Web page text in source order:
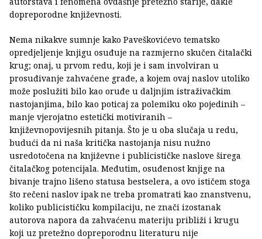
dopreporodne književnosti.
Nema nikakve sumnje kako Paveškovićevo tematsko
opredjeljenje knjigu osuđuje na razmjerno skučen čitalački
krug; onaj, u prvom redu, koji je i sam involviran u
prosuđivanje zahvaćene građe, a kojem ovaj naslov utoliko
može poslužiti bilo kao oruđe u daljnjim istraživačkim
nastojanjima, bilo kao poticaj za polemiku oko pojedinih –
manje vjerojatno estetički motiviranih –
književnopovijesnih pitanja. Što je u oba slučaja u redu,
budući da ni naša kritička nastojanja nisu nužno
usredotočena na književne i publicističke naslove širega
čitalačkog potencijala. Međutim, osuđenost knjige na
bivanje trajno lišeno statusa bestselera, a ovo ističem stoga
što rečeni naslov ipak ne treba promatrati kao znanstvenu,
koliko publicističku kompilaciju, ne znači izostanak
autorova napora da zahvaćenu materiju približi i krugu
koji uz pretežno dopreporodnu literaturu nije